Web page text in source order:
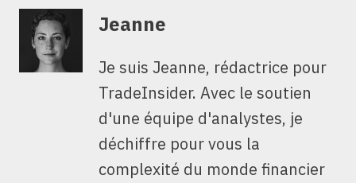
Jeanne
Je suis Jeanne, rédactrice pour
TradeInsider. Avec le soutien
d'une équipe d'analystes, je
déchiffre pour vous la
complexité du monde financier